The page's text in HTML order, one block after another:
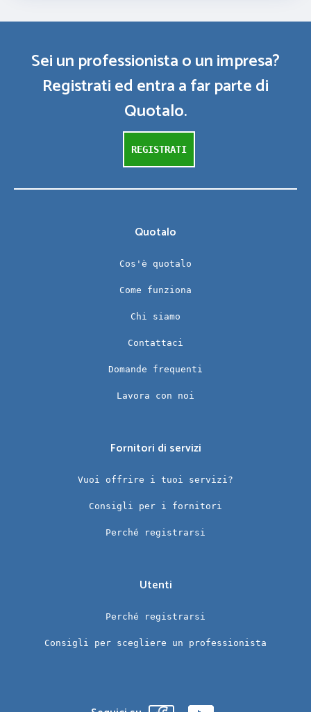
Sei un professionista o un impresa?
Registrati ed entra a far parte di
Quotalo.
REGISTRATI
Quotalo
Cos'è quotalo
Come funziona
Chi siamo
Contattaci
Domande frequenti
Lavora con noi
Fornitori di servizi
Vuoi offrire i tuoi servizi?
Consigli per i fornitori
Perché registrarsi
Utenti
Perché registrarsi
Consigli per scegliere un professionista